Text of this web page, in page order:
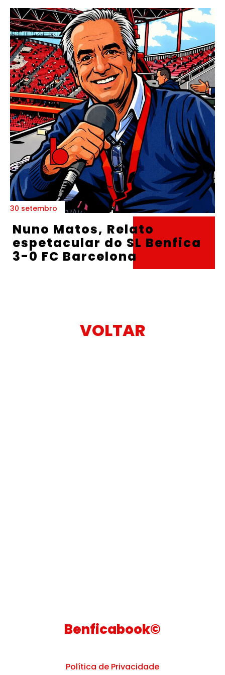
30 setembro
Nuno Matos, Relato
espetacular do SL Benfica
3-0 FC Barcelona
VOLTAR
Benficabook©
Política de Privacidade